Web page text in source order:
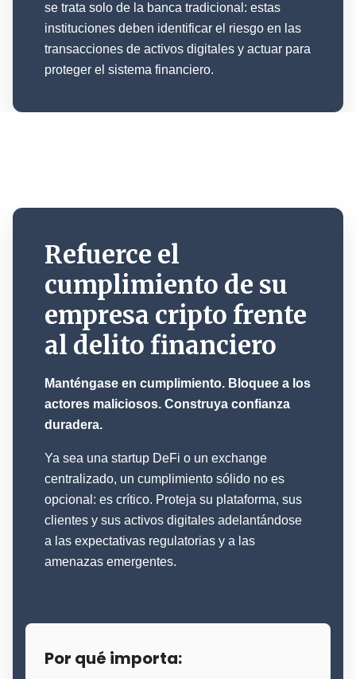
se trata solo de la banca tradicional: estas
instituciones deben identificar el riesgo en las
transacciones de activos digitales y actuar para
proteger el sistema financiero.
Refuerce el
cumplimiento de su
empresa cripto frente
al delito financiero
Manténgase en cumplimiento. Bloquee a los
actores maliciosos. Construya confianza
duradera.
Ya sea una startup DeFi o un exchange
centralizado, un cumplimiento sólido no es
opcional: es crítico. Proteja su plataforma, sus
clientes y sus activos digitales adelantándose
a las expectativas regulatorias y a las
amenazas emergentes.
Por qué importa: